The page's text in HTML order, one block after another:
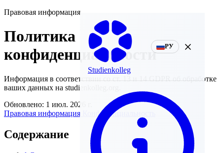
Studienkolleg
РУ
Правовая информация
Политика
конфиденциальности
Информация в соответствии со ст. 13 и 14 GDPR об обработке
ваших данных на studienkolleg.org.
Обновлено: 1 июл. 2026 г.
Правовая информация
Конфиденциальность
Содержание